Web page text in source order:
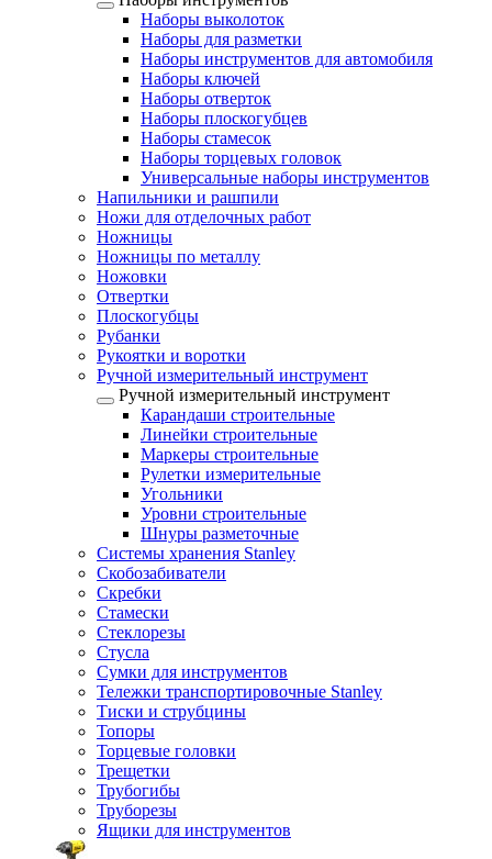
Наборы выколоток
Наборы для разметки
Наборы инструментов для автомобиля
Наборы ключей
Наборы отверток
Наборы плоскогубцев
Наборы стамесок
Наборы торцевых головок
Универсальные наборы инструментов
Напильники и рашпили
Ножи для отделочных работ
Ножницы
Ножницы по металлу
Ножовки
Отвертки
Плоскогубцы
Рубанки
Рукоятки и воротки
Ручной измерительный инструмент
Ручной измерительный инструмент
Карандаши строительные
Линейки строительные
Маркеры строительные
Рулетки измерительные
Угольники
Уровни строительные
Шнуры разметочные
Системы хранения Stanley
Скобозабиватели
Скребки
Стамески
Стеклорезы
Стусла
Сумки для инструментов
Тележки транспортировочные Stanley
Тиски и струбцины
Топоры
Торцевые головки
Трещетки
Трубогибы
Труборезы
Ящики для инструментов